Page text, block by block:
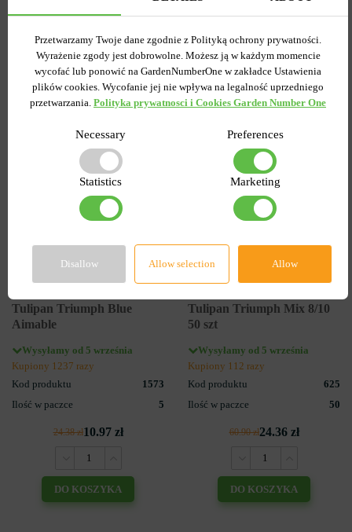
7.58 zł
DO KOSZYKA
15.27 zł6.87 zł
DO KOSZYKA
3
Tulipan Triumph Blue
Aimable
Wysyłamy od 5 września
Kupiony 1237 razy
Kod produktu
1573
Ilość w paczce
5
24.38 zł10.97 zł
DO KOSZYKA
3
Tulipan Triumph Mix 8/10
50 szt
Wysyłamy od 5 września
Kupiony 112 razy
Kod produktu
625
Ilość w paczce
50
60.90 zł24.36 zł
DO KOSZYKA
Przetwarzamy Twoje dane zgodnie z Polityką ochrony prywatności.
Wyrażenie zgody jest dobrowolne. Możesz ją w każdym momencie
wycofać lub ponowić na GardenNumberOne w zakładce Ustawienia
plików cookies. Wycofanie jej nie wpływa na legalność uprzedniego
przetwarzania. Polityka prywatnosci i Cookies Garden Number One
Necessary Preferences
Statistics Marketing
Disallow Allow selection Allow